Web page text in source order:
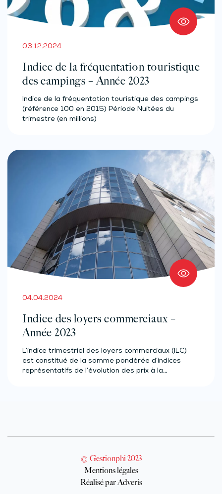
03.12.2024
Indice de la fréquentation touristique
des campings – Année 2023
Indice de la fréquentation touristique des campings
(référence 100 en 2015) Période Nuitées du
trimestre (en millions)
04.04.2024
Indice des loyers commerciaux –
Année 2023
L’indice trimestriel des loyers commerciaux (ILC)
est constitué de la somme pondérée d’indices
représentatifs de l’évolution des prix à la…
© Gestionphi 2023
Mentions légales
Réalisé par Adveris